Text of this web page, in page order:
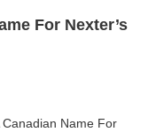
For Nexter’s